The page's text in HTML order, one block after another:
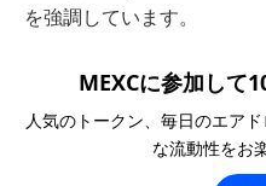
を強調しています。
MEXCに参加して
人気のトークン、毎日のエア
な流動性をお